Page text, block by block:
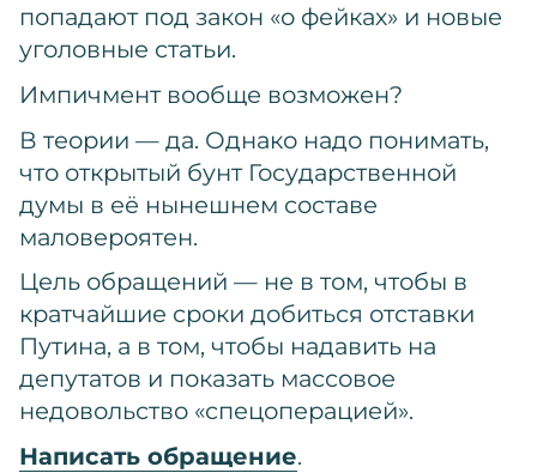
попадают под закон «о фейках» и новые
уголовные статьи.
Импичмент вообще возможен?
В теории — да. Однако надо понимать,
что открытый бунт Государственной
думы в её нынешнем составе
маловероятен.
Цель обращений — не в том, чтобы в
кратчайшие сроки добиться отставки
Путина, а в том, чтобы надавить на
депутатов и показать массовое
недовольство «спецоперацией».
Написать обращение.